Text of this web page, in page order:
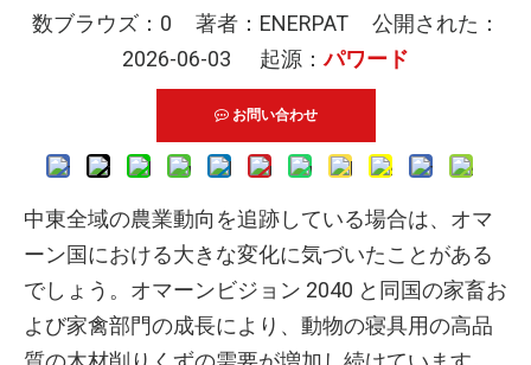
数ブラウズ： 0 著者：ENERPAT 公開された：
2026-06-03 起源：パワード
お問い合わせ
中東全域の農業動向を追跡している場合は、オマ
ーン国における大きな変化に気づいたことがある
でしょう。オマーンビジョン 2040 と同国の家畜お
よび家禽部門の成長により、動物の寝具用の高品